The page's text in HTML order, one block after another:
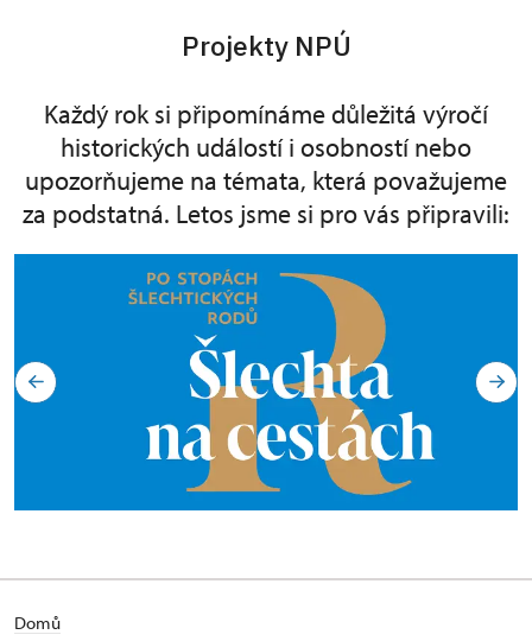
Projekty NPÚ
Každý rok si připomínáme důležitá výročí
historických událostí i osobností nebo
upozorňujeme na témata, která považujeme
za podstatná. Letos jsme si pro vás připravili:
Domů